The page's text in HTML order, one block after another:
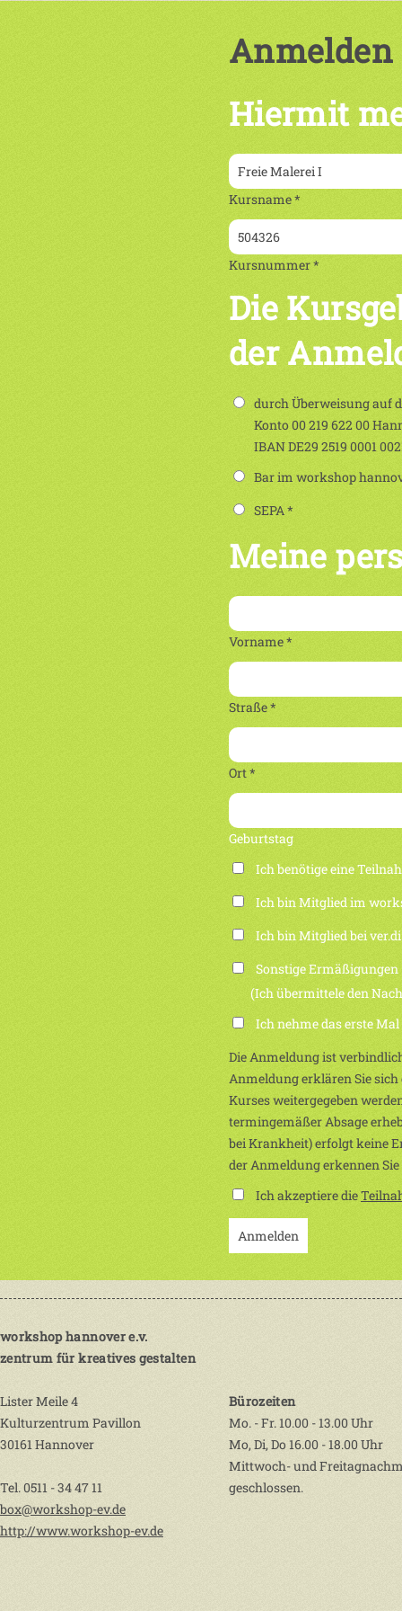
Anmelden
Hiermit
Kursname *
Kursnummer *
Die
der
durch Überweisung auf
Konto 00 219 622 00
IBAN DE29 2519 0001
Bar im workshop
SEPA *
Meine
Vorname *
Straße *
Ort *
Geburtstag
Ich benötige eine
Ich bin Mitglied im
Ich bin Mitglied bei ver.di
Sonstige Ermäßigungen
(Ich übermittele den
Ich nehme das erste
Die Anmeldung ist
Anmeldung erklären Sie
Kurses weitergegeben
termingemäßer Absage
bei Krankheit) erfolgt keine
der Anmeldung erkennen
Ich akzeptiere die
Anmelden
workshop hannover e.v.
zentrum für kreatives gestalten
Lister Meile 4
Kulturzentrum Pavillon
30161 Hannover
Tel. 0511 - 34 47 11
box@workshop-ev.de
http://www.workshop-ev.de
Bürozeiten
Mo. - Fr. 10.00 - 13.00 Uhr
Mo, Di, Do 16.00 - 18.00 Uhr
Mittwoch- und
geschlossen.